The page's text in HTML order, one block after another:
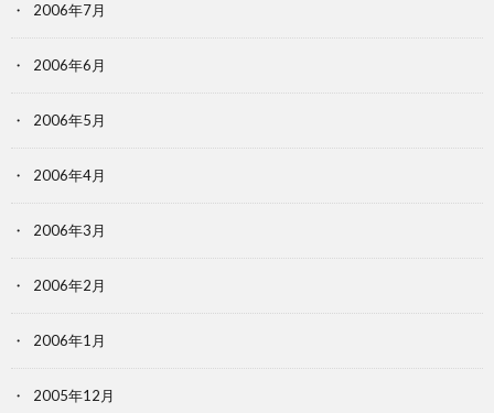
2006年7月
2006年6月
2006年5月
2006年4月
2006年3月
2006年2月
2006年1月
2005年12月